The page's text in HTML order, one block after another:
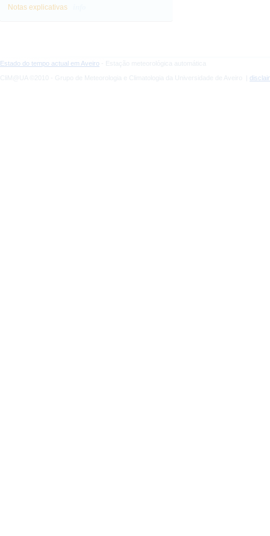
Notas explicativas
Estado do tempo actual em Aveiro - Estação meteorológica automática
CliM@UA ©2010 - Grupo de Meteorologia e Climatologia da Universidade de Aveiro |